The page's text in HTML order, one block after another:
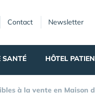
Contact Newsletter
SANTÉ HÔTEL
à la vente en Maison